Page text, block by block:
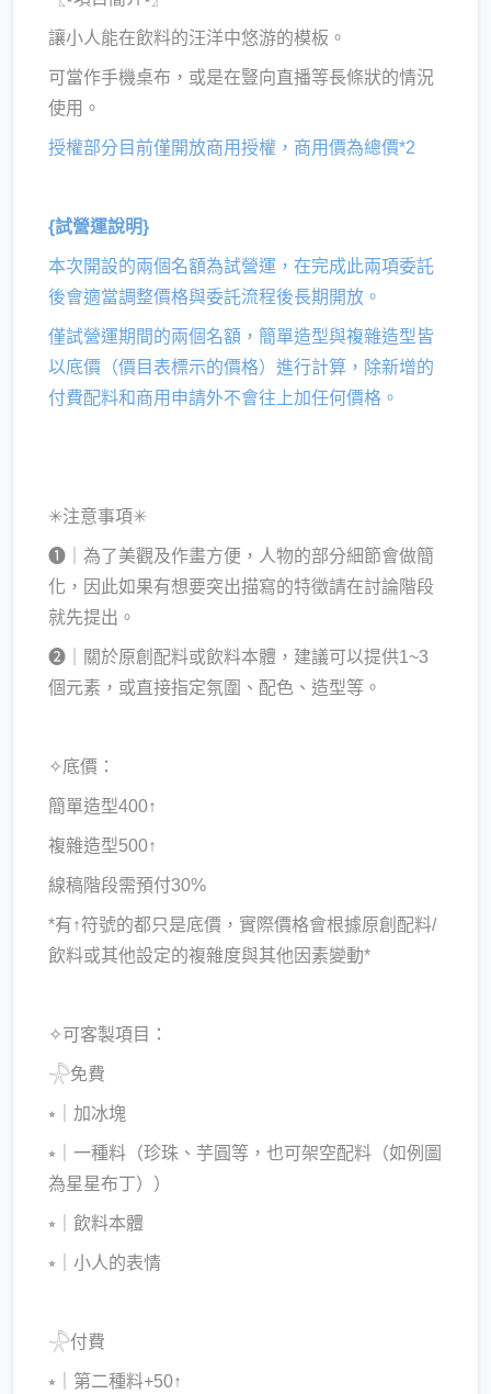
讓小人能在飲料的汪洋中悠游的模板。
可當作手機桌布，或是在豎向直播等長條狀的情況
使用。
授權部分目前僅開放商用授權，商用價為總價*2
{試營運說明}
本次開設的兩個名額為試營運，在完成此兩項委託
後會適當調整價格與委託流程後長期開放。
僅試營運期間的兩個名額，簡單造型與複雜造型皆
以底價（價目表標示的價格）進行計算，除新增的
付費配料和商用申請外不會往上加任何價格。
✳注意事項✳
➊｜為了美觀及作畫方便，人物的部分細節會做簡
化，因此如果有想要突出描寫的特徵請在討論階段
就先提出。
➋｜關於原創配料或飲料本體，建議可以提供1~3
個元素，或直接指定氛圍、配色、造型等。
✧底價：
簡單造型400↑
複雜造型500↑
線稿階段需預付30%
*有↑符號的都只是底價，實際價格會根據原創配料/
飲料或其他設定的複雜度與其他因素變動*
✧可客製項目：
𓇻免費
⭒｜加冰塊
⭒｜一種料（珍珠、芋圓等，也可架空配料（如例圖
為星星布丁））
⭒｜飲料本體
⭒｜小人的表情
𓇻付費
⭒｜第二種料+50↑